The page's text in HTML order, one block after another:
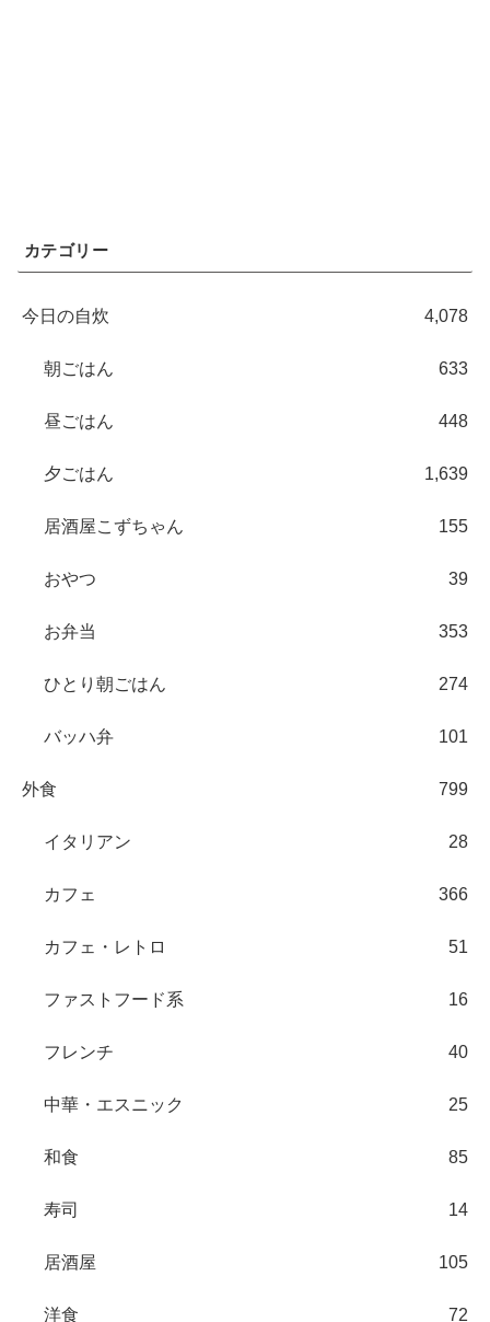
カテゴリー
今日の自炊 4,078
朝ごはん 633
昼ごはん 448
夕ごはん 1,639
居酒屋こずちゃん 155
おやつ 39
お弁当 353
ひとり朝ごはん 274
バッハ弁 101
外食 799
イタリアン 28
カフェ 366
カフェ・レトロ 51
ファストフード系 16
フレンチ 40
中華・エスニック 25
和食 85
寿司 14
居酒屋 105
洋食 72